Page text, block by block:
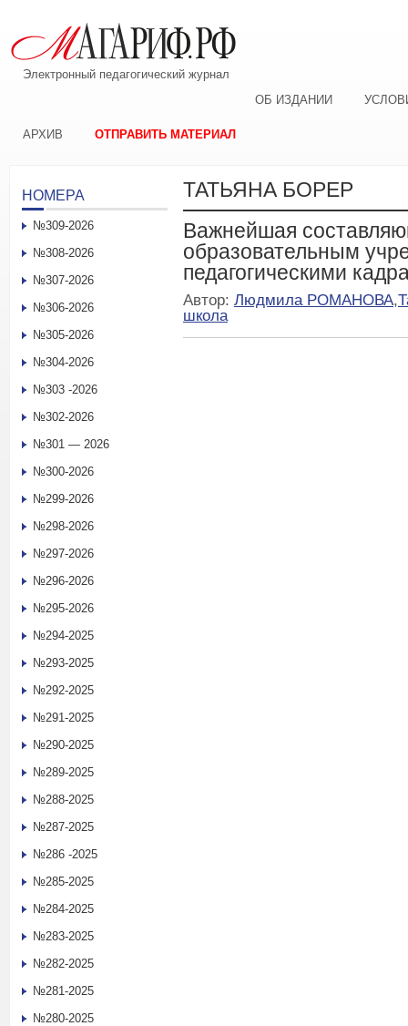
Электронный педагогический журнал
ОБ ИЗДАНИИ
АРХИВ ОТПРАВИТЬ МАТЕРИАЛ
ТАТЬЯНА БОРЕР
Важнейшая
образовательным
педагогическими
Автор: Людмила РОМАНОВА,
школа
НОМЕРА
№309-2026
№308-2026
№307-2026
№306-2026
№305-2026
№304-2026
№303 -2026
№302-2026
№301 — 2026
№300-2026
№299-2026
№298-2026
№297-2026
№296-2026
№295-2026
№294-2025
№293-2025
№292-2025
№291-2025
№290-2025
№289-2025
№288-2025
№287-2025
№286 -2025
№285-2025
№284-2025
№283-2025
№282-2025
№281-2025
№280-2025